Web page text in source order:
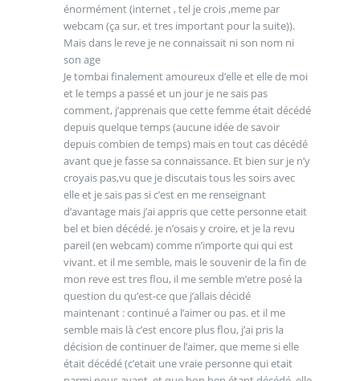
énormément (internet , tel je crois ,meme par
webcam (ça sur, et tres important pour la suite)).
Mais dans le reve je ne connaissait ni son nom ni
son age
Je tombai finalement amoureux d’elle et elle de moi
et le temps a passé et un jour je ne sais pas
comment, j’apprenais que cette femme était décédé
depuis quelque temps (aucune idée de savoir
depuis combien de temps) mais en tout cas décédé
avant que je fasse sa connaissance. Et bien sur je n’y
croyais pas,vu que je discutais tous les soirs avec
elle et je sais pas si c’est en me renseignant
d’avantage mais j’ai appris que cette personne etait
bel et bien décédé. je n’osais y croire, et je la revu
pareil (en webcam) comme n’importe qui qui est
vivant. et il me semble, mais le souvenir de la fin de
mon reve est tres flou, il me semble m’etre posé la
question du qu’est-ce que j’allais décidé
maintenant : continué a l’aimer ou pas. et il me
semble mais là c’est encore plus flou, j’ai pris la
décision de continuer de l’aimer, que meme si elle
était décédé (c’etait une vraie personne qui etait